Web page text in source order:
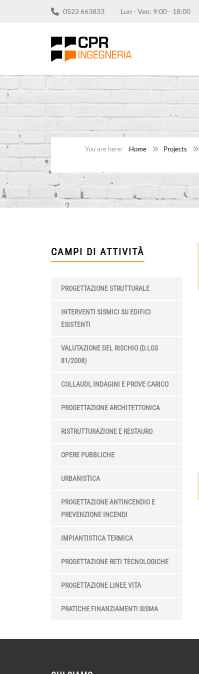
0522 663833 Lun - Ven: 9:00 - 18:00
Home Projects
CAMPI DI ATTIVITÀ
PROGETTAZIONE STRUTTURALE
INTERVENTI SISMICI SU EDIFICI
ESISTENTI
VALUTAZIONE DEL RISCHIO (D.LGS
81/2008)
COLLAUDI, INDAGINI E PROVE CARICO
PROGETTAZIONE ARCHITETTONICA
RISTRUTTURAZIONE E RESTAURO
OPERE PUBBLICHE
URBANISTICA
PROGETTAZIONE ANTINCENDIO E
PREVENZIONE INCENDI
IMPIANTISTICA TERMICA
PROGETTAZIONE RETI TECNOLOGICHE
PROGETTAZIONE LINEE VITA
PRATICHE FINANZIAMENTI SISMA